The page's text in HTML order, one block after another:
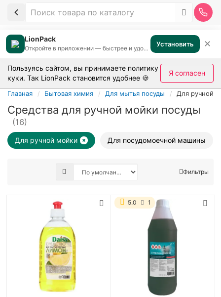
LionPack
Откройте в приложении — быстрее и удобнее Установить ✕
Пользуясь сайтом, вы принимаете политику
куки. Так LionPack становится удобнее 🍪
Я согласен
Главная Бытовая химия Для мытья посуды Для ручной
Средства для ручной мойки посуды
(16)
Для ручной мойки Для посудомоечной машины
Фильтры
5.0 1